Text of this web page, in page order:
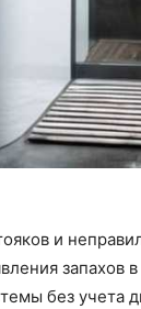
и
без учета